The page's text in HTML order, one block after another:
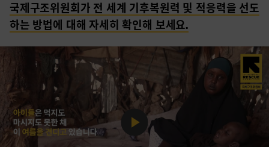
국제구조위원회가 전 세계 기후복원력 및 적응력을 선도
하는 방법에 대해 자세히 확인해 보세요.
Play